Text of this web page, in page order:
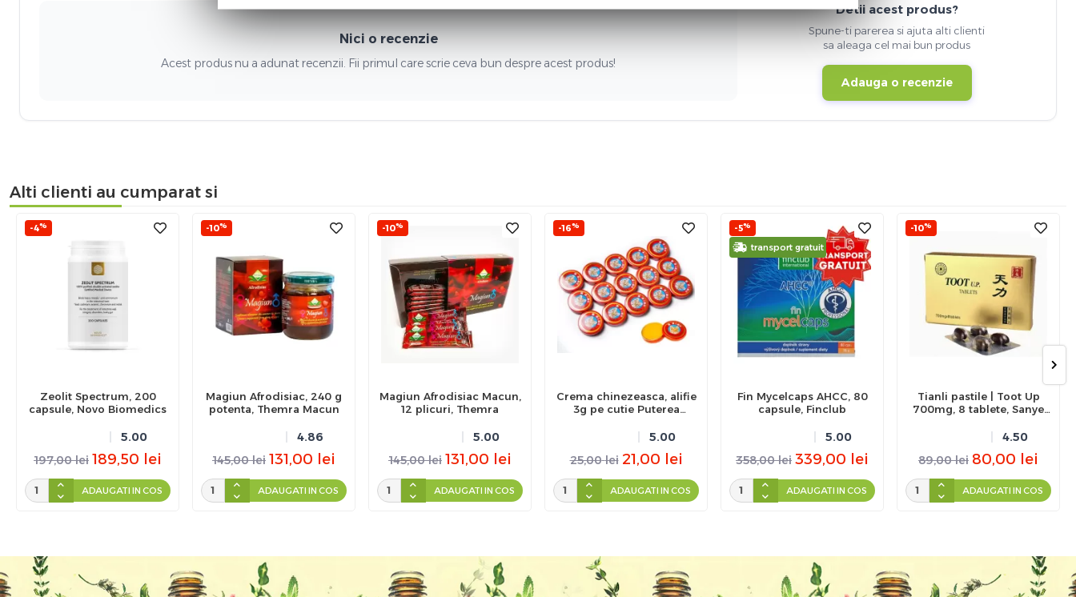
Nici o recenzie
Acest produs nu a adunat recenzii. Fii primul care scrie ceva bun despre acest produs!
Detii acest produs?
Spune-ti parerea si ajuta alti clienti
sa aleaga cel mai bun produs
Adauga o recenzie
Alti clienti au cumparat si
-4%
Zeolit Spectrum, 200
capsule, Novo Biomedics
5.00
197,00 lei 189,50 lei
ADAUGATI IN COS
-10%
Magiun Afrodisiac, 240 g
potenta, Themra Macun
4.86
145,00 lei 131,00 lei
ADAUGATI IN COS
-10%
Magiun Afrodisiac Macun,
12 plicuri, Themra
5.00
145,00 lei 131,00 lei
ADAUGATI IN COS
-16%
Crema chinezeasca, alifie
3g pe cutie Puterea
5.00
25,00 lei 21,00 lei
ADAUGATI IN COS
-5%
transport gratuit
Fin Mycelcaps AHCC, 80
capsule, Finclub
5.00
358,00 lei 339,00 lei
ADAUGATI IN COS
-10%
Tianli pastile | Toot Up
700mg, 8 tablete, Sanye
4.50
89,00 lei 80,00 lei
ADAUGATI IN COS